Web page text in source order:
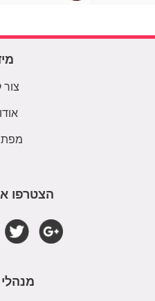
הצטרפו